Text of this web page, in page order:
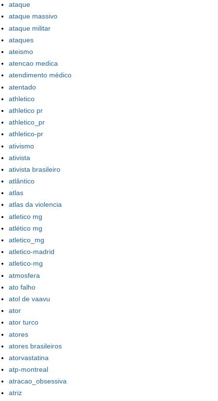
ataque
ataque massivo
ataque militar
ataques
ateismo
atencao medica
atendimento médico
atentado
athletico
athletico pr
athletico_pr
athletico-pr
ativismo
ativista
ativista brasileiro
atlântico
atlas
atlas da violencia
atletico mg
atlético mg
atletico_mg
atletico-madrid
atletico-mg
atmosfera
ato falho
atol de vaavu
ator
ator turco
atores
atores brasileiros
atorvastatina
atp-montreal
atracao_obsessiva
atriz